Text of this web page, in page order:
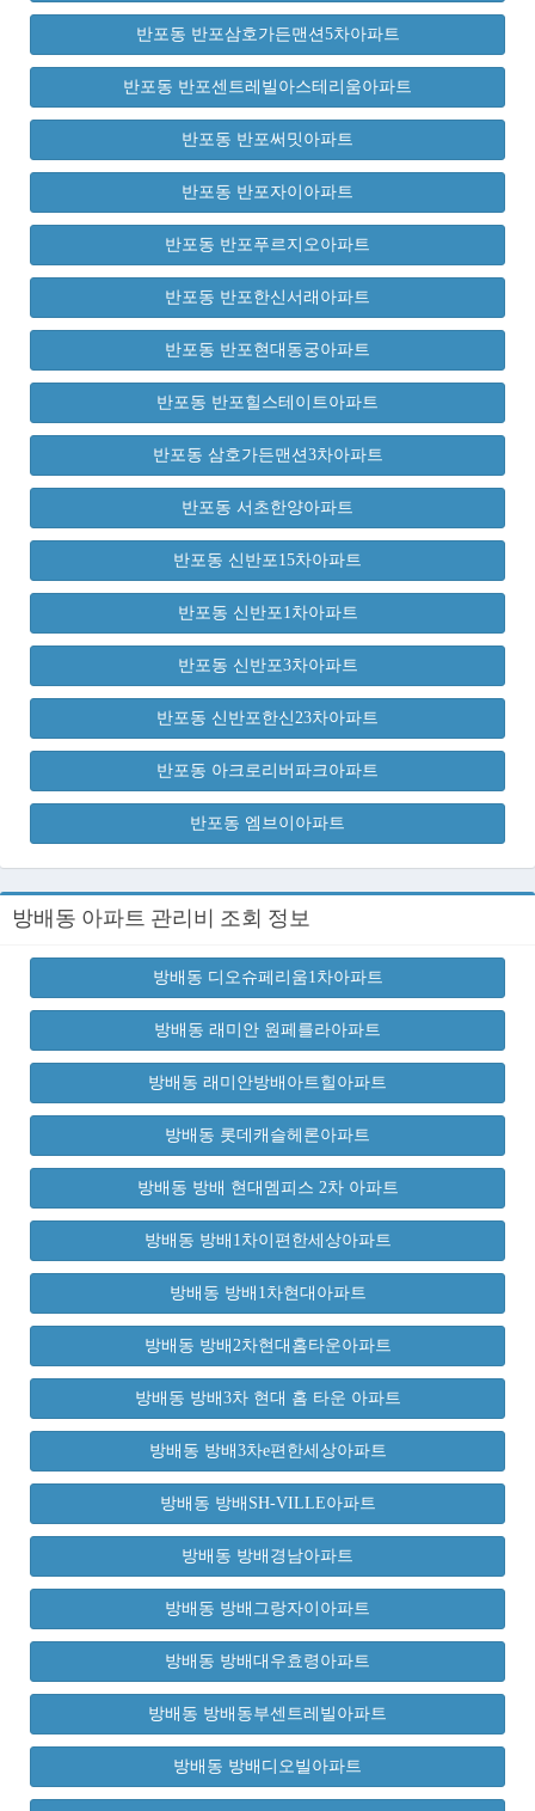
반포동 반포삼호가든맨션5차아파트
반포동 반포센트레빌아스테리움아파트
반포동 반포써밋아파트
반포동 반포자이아파트
반포동 반포푸르지오아파트
반포동 반포한신서래아파트
반포동 반포현대동궁아파트
반포동 반포힐스테이트아파트
반포동 삼호가든맨션3차아파트
반포동 서초한양아파트
반포동 신반포15차아파트
반포동 신반포1차아파트
반포동 신반포3차아파트
반포동 신반포한신23차아파트
반포동 아크로리버파크아파트
반포동 엠브이아파트
방배동 아파트 관리비 조회 정보
방배동 디오슈페리움1차아파트
방배동 래미안 원페를라아파트
방배동 래미안방배아트힐아파트
방배동 롯데캐슬헤론아파트
방배동 방배 현대멤피스 2차 아파트
방배동 방배1차이편한세상아파트
방배동 방배1차현대아파트
방배동 방배2차현대홈타운아파트
방배동 방배3차 현대 홈 타운 아파트
방배동 방배3차e편한세상아파트
방배동 방배SH-VILLE아파트
방배동 방배경남아파트
방배동 방배그랑자이아파트
방배동 방배대우효령아파트
방배동 방배동부센트레빌아파트
방배동 방배디오빌아파트